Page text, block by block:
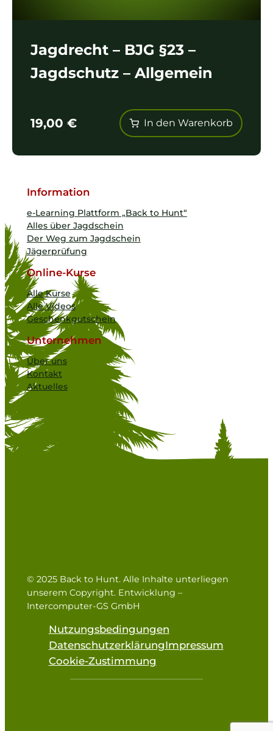
Jagdrecht – BJG §23 –
Jagdschutz – Allgemein
19,00 € In den Warenkorb
Information
e-Learning Plattform „Back to Hunt“
Alles über Jagdschein
Der Weg zum Jagdschein
Jägerprüfung
Online-Kurse
Alle Kurse
Alle Videos
Geschenkgutschein
Unternehmen
Über uns
Kontakt
Aktuelles
© 2025 Back to Hunt. Alle Inhalte unterliegen
unserem Copyright. Entwicklung –
Intercomputer-GS GmbH
Nutzungsbedingungen
DatenschutzerklärungImpressum
Cookie-Zustimmung